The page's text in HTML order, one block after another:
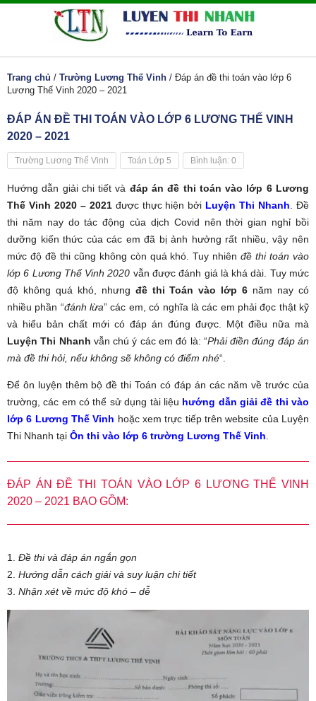
Trang chủ / Trường Lương Thế Vinh / Đáp án đề thi toán vào lớp 6
Lương Thế Vinh 2020 – 2021
ĐÁP ÁN ĐỀ THI TOÁN VÀO LỚP 6 LƯƠNG THẾ VINH
2020 – 2021
Trường Lương Thế Vinh Toán Lớp 5 Bình luận: 0
Hướng dẫn giải chi tiết và đáp án đề thi toán vào lớp 6 Lương
Thế Vinh 2020 – 2021được thực hiện bởi Luyện Thi Nhanh . Đề
thi năm nay do tác động của dịch Covid nên thời gian nghỉ bồi
dưỡng kiến thức của các em đã bị ảnh hưởng rất nhiều, vậy nên
mức độ đề thi cũng không còn quá khó. Tuy nhiênđề thi toán vào
lớp 6 Lương Thế Vinh 2020 vẫn được đánh giá là khá dài. Tuy mức
độ không quá khó, nhưng đề thi Toán vào lớp 6 năm nay có
nhiều phần “đánh lừa” các em, có nghĩa là các em phải đọc thật kỹ
và hiểu bản chất mới có đáp án đúng được. Một điều nữa mà
Luyện Thi Nhanh vẫn chú ý các em đó là: “Phải điền đúng đáp án
mà đề thi hỏi, nếu không sẽ không có điểm nhé“.
Để ôn luyện thêm bộ đề thi Toán có đáp án các năm về trước của
trường, các em có thể sử dụng tài liệu hướng dẫn giải đề thi vào
lớp 6 Lương Thế Vinh hoặc xem trực tiếp trên website của Luyện
Thi Nhanh tại Ôn thi vào lớp 6 trường Lương Thế Vinh
ĐÁP ÁN ĐỀ THI TOÁN VÀO LỚP 6 LƯƠNG THẾ VINH
2020 – 2021 BAO GỒM:
1. Đề thi và đáp án ngắn gọn
2. Hướng dẫn cách giải và suy luận chi tiết
3. Nhận xét về mức độ khó – dễ